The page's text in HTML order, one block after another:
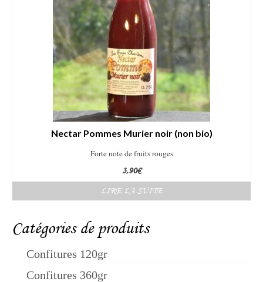
Nectar Pommes Murier noir (non bio)
Forte note de fruits rouges
3,90€
LIRE LA SUITE
Catégories de produits
Confitures 120gr
Confitures 360gr